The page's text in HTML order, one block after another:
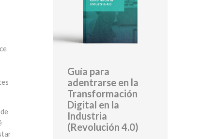
Guía para
adentrarse en la
Transformación
Digital en la
Industria
(Revolución 4.0)